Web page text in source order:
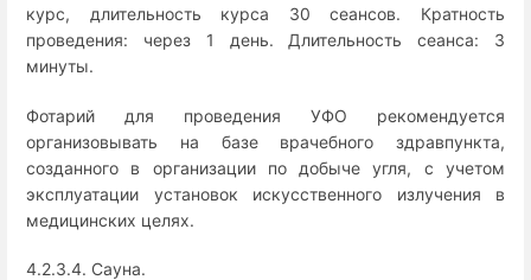
курс, длительность курса 30 сеансов. Кратность
проведения: через 1 день. Длительность сеанса: 3
минуты.
Фотарий для проведения УФО рекомендуется
организовывать на базе врачебного здравпункта,
созданного в организации по добыче угля, с учетом
эксплуатации установок искусственного излучения в
медицинских целях.
4.2.3.4. Сауна.